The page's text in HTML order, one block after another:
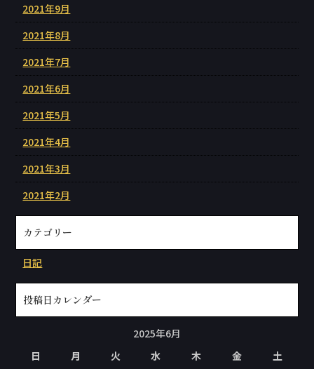
2021年9月
2021年8月
2021年7月
2021年6月
2021年5月
2021年4月
2021年3月
2021年2月
カテゴリー
日記
投稿日カレンダー
2025年6月
日
月 火 水 木 金
土